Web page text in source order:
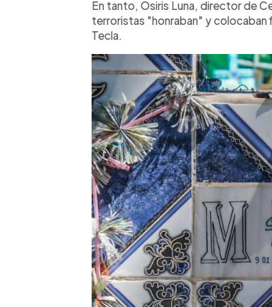
En tanto, Osiris Luna, director de
terroristas "honraban" y colocaban
Tecla.